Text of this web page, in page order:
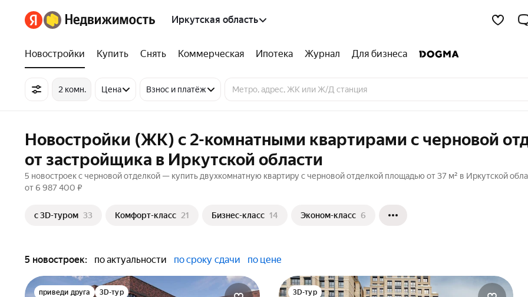
Иркутская область
Новостройки Купить Снять Коммерческая Ипотека Журнал Для бизнеса
2 комн. Цена Взнос и платёж
Новостройки (ЖК) с 2-комнатными квартирами с черновой
от застройщика в Иркутской области
5 новостроек с черновой отделкой — купить двухкомнатную квартиру с черновой отделкой площадью от 37 м² в Иркутской
от 6 987 400 ₽
c 3D-туром 33 Комфорт-класс 21 Бизнес-класс 14 Эконом-класс 6
5 новостроек: по актуальности по сроку сдачи по цене
приведи друга 3D-тур 3D-тур